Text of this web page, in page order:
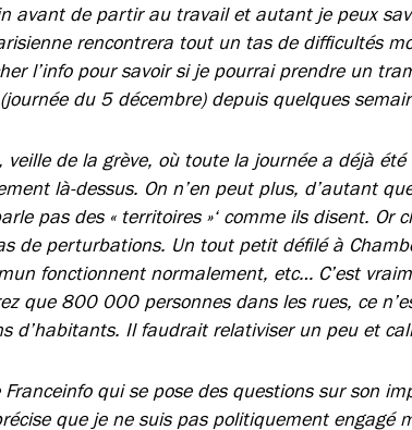
avant de partir au travail et autant je peux
rencontrera tout un tas de difficultés
l’info pour savoir si je pourrai prendre un
du 5 décembre) depuis quelques
veille de la grève, où toute la journée a déjà
là-dessus. On n’en peut plus, d’autant
pas des « territoires »‘ comme ils disent. Or
de perturbations. Un tout petit défilé à
fonctionnent normalement, etc… C’est
que 800 000 personnes dans les rues, ce
d’habitants. Il faudrait relativiser un peu et
qui se pose des questions sur son
que je ne suis pas politiquement engagé